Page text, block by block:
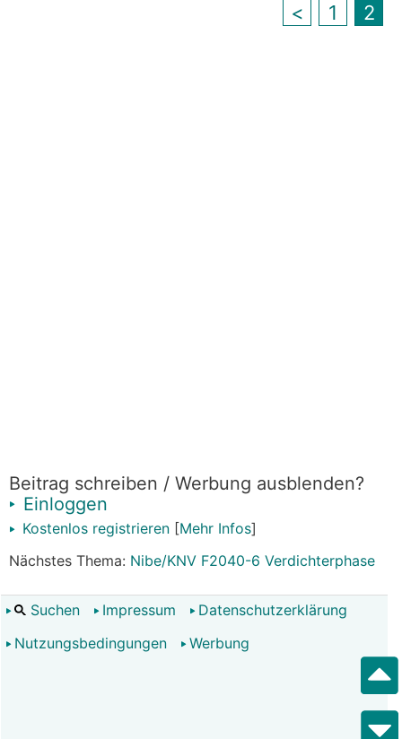
< 1 2
Beitrag schreiben / Werbung ausblenden?
Einloggen
Kostenlos registrieren [Mehr Infos]
Nächstes Thema: Nibe/KNV F2040-6 Verdichterphase
Suchen Impressum
Datenschutzerklärung
Nutzungsbedingungen
Werbung